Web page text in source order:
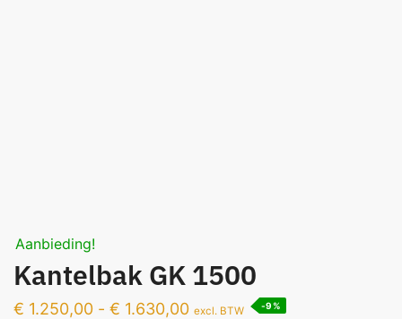
Aanbieding!
Kantelbak GK 1500
€ 1.250,00 - € 1.630,00 excl. BTW -9%